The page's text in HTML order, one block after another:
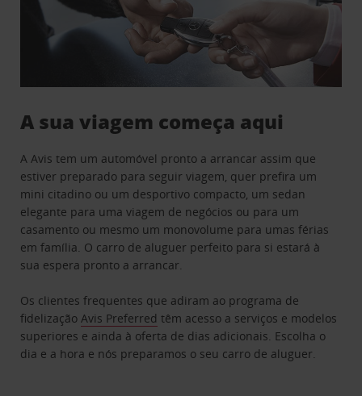
A sua viagem começa aqui
A Avis tem um automóvel pronto a arrancar assim que
estiver preparado para seguir viagem, quer prefira um
mini citadino ou um desportivo compacto, um sedan
elegante para uma viagem de negócios ou para um
casamento ou mesmo um monovolume para umas férias
em família. O carro de aluguer perfeito para si estará à
sua espera pronto a arrancar.
Os clientes frequentes que adiram ao programa de
fidelizaçãoAvis Preferred têm acesso a serviços e modelos
superiores e ainda à oferta de dias adicionais. Escolha o
dia e a hora e nós preparamos o seu carro de aluguer.